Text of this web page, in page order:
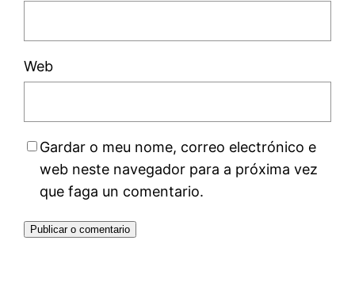
Web
Gardar o meu nome, correo electrónico e
web neste navegador para a próxima vez
que faga un comentario.